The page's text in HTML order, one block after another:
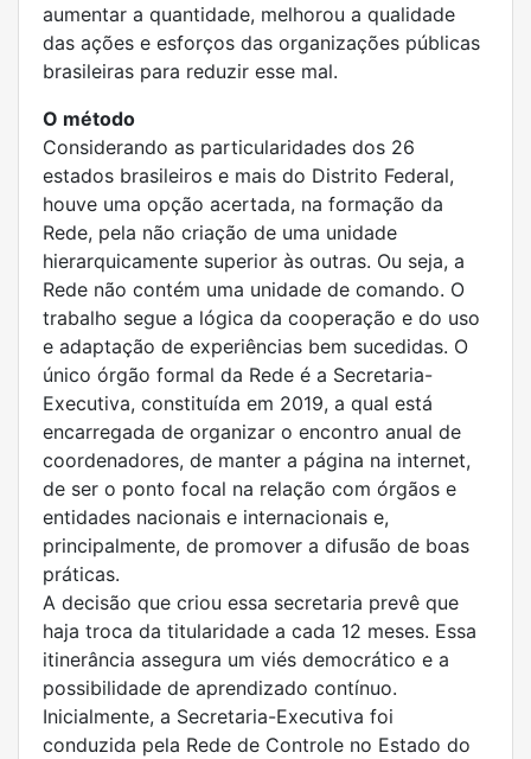
aumentar a quantidade, melhorou a qualidade
das ações e esforços das organizações públicas
brasileiras para reduzir esse mal.
O método
Considerando as particularidades dos 26
estados brasileiros e mais do Distrito Federal,
houve uma opção acertada, na formação da
Rede, pela não criação de uma unidade
hierarquicamente superior às outras. Ou seja, a
Rede não contém uma unidade de comando. O
trabalho segue a lógica da cooperação e do uso
e adaptação de experiências bem sucedidas. O
único órgão formal da Rede é a Secretaria-
Executiva, constituída em 2019, a qual está
encarregada de organizar o encontro anual de
coordenadores, de manter a página na internet,
de ser o ponto focal na relação com órgãos e
entidades nacionais e internacionais e,
principalmente, de promover a difusão de boas
práticas.
A decisão que criou essa secretaria prevê que
haja troca da titularidade a cada 12 meses. Essa
itinerância assegura um viés democrático e a
possibilidade de aprendizado contínuo.
Inicialmente, a Secretaria-Executiva foi
conduzida pela Rede de Controle no Estado do